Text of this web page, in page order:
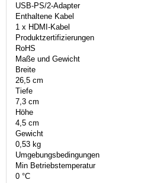
USB-PS/2-Adapter
Enthaltene Kabel
1 x HDMI-Kabel
Produktzertifizierungen
RoHS
Maße und Gewicht
Breite
26,5 cm
Tiefe
7,3 cm
Höhe
4,5 cm
Gewicht
0,53 kg
Umgebungsbedingungen
Min Betriebstemperatur
0 °C